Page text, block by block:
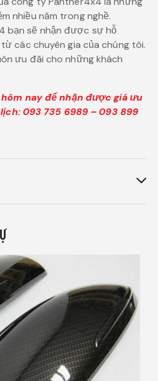
nhiều năm trong nghề.
bạn sẽ nhận được sự hỗ
các chuyên gia của chúng tôi.
ưu đãi cho những khách
nay để nhận được giá ưu
093 735 6989 – 093 899